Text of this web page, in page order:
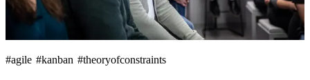
#agile #kanban #theoryofconstraints